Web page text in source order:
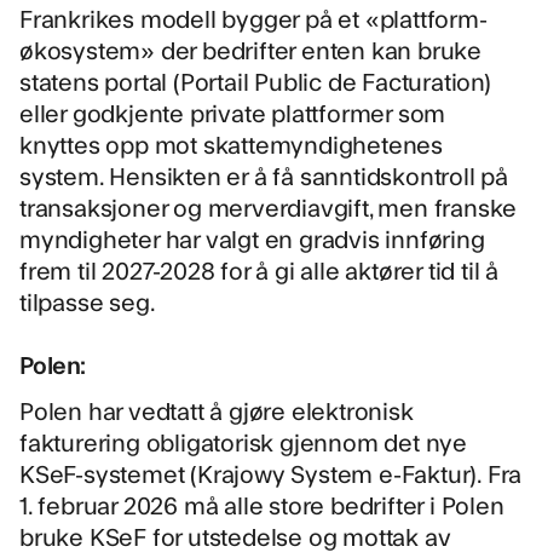
Frankrikes modell bygger på et «plattform-
økosystem» der bedrifter enten kan bruke
statens portal (Portail Public de Facturation)
eller godkjente private plattformer som
knyttes opp mot skattemyndighetenes
system. Hensikten er å få sanntidskontroll på
transaksjoner og merverdiavgift, men franske
myndigheter har valgt en gradvis innføring
frem til 2027-2028 for å gi alle aktører tid til å
tilpasse seg.
Polen:
Polen har vedtatt å gjøre elektronisk
fakturering obligatorisk gjennom det nye
KSeF-systemet (Krajowy System e-Faktur). Fra
1. februar 2026 må alle store bedrifter i Polen
bruke KSeF for utstedelse og mottak av